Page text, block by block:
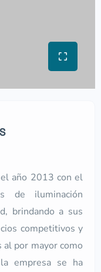
año 2013 con el
de iluminación
brindando a sus
competitivos y
por mayor como
empresa se ha